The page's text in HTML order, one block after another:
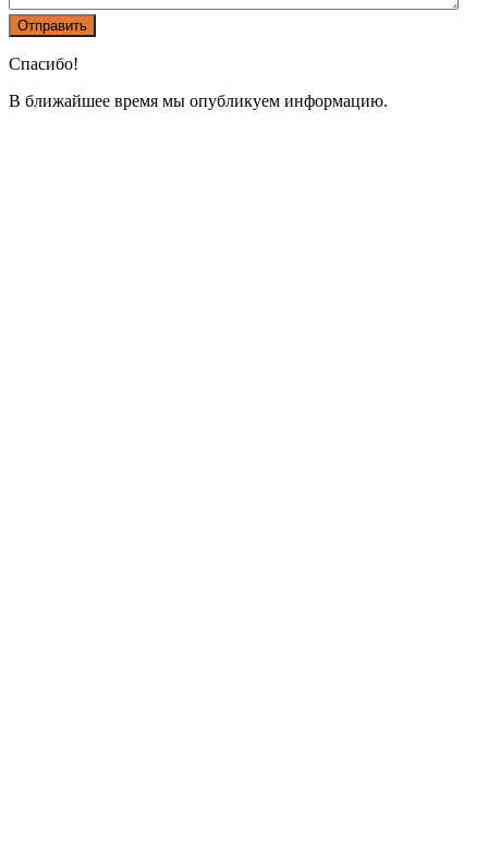
Спасибо!
В ближайшее время мы опубликуем информацию.